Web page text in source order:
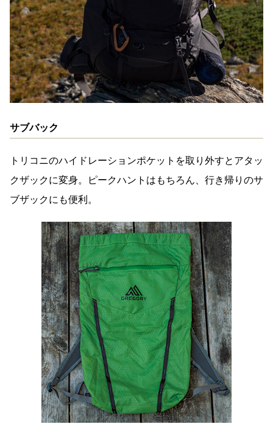
サブバック
トリコニのハイドレーションポケットを取り外すとアタッ
クザックに変身。ピークハントはもちろん、行き帰りのサ
ブザックにも便利。